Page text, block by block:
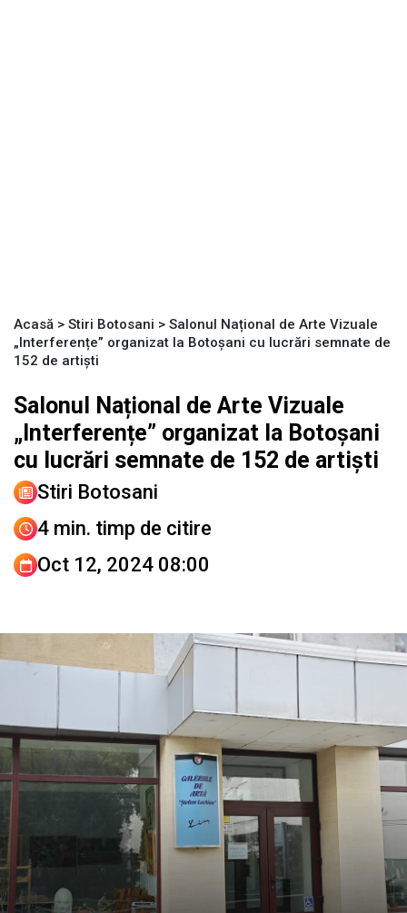
Acasă > Stiri Botosani > Salonul Național de Arte Vizuale
„Interferențe” organizat la Botoșani cu lucrări semnate de
152 de artiști
Salonul Național de Arte Vizuale
„Interferențe” organizat la Botoșani
cu lucrări semnate de 152 de artiști
Stiri Botosani
4 min. timp de citire
Oct 12, 2024 08:00